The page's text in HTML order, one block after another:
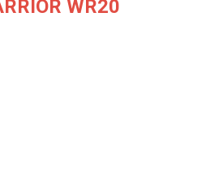
WR20